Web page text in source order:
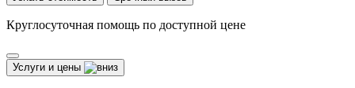
Круглосуточная помощь по доступной цене
Услуги и цены